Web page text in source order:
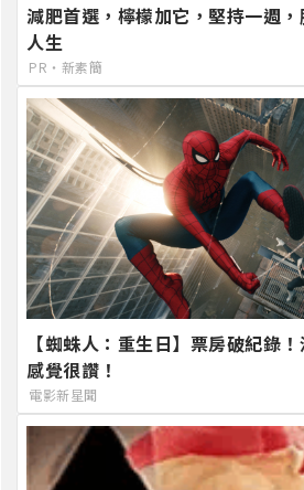
減肥首選，檸檬加它，堅持一週
人生
PR・新素簡
【蜘蛛人：重生日】票房破紀錄
感覺很讚！
電影新星聞